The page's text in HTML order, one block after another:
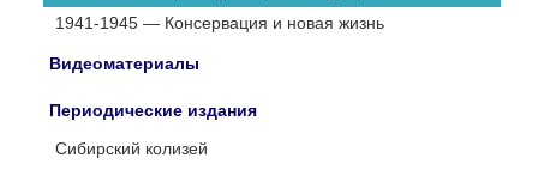
1941-1945 — Консервация и новая жизнь
Видеоматериалы
Периодические издания
Сибирский колизей